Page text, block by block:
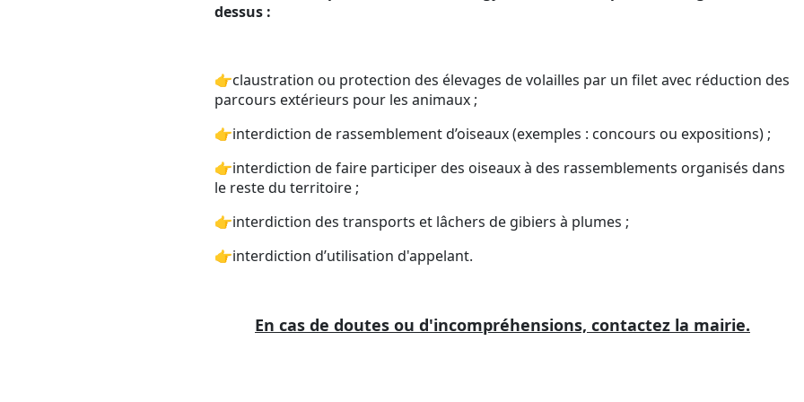
dessus :
👉claustration ou protection des élevages de volailles par un filet avec réduction des
parcours extérieurs pour les animaux ;
👉interdiction de rassemblement d’oiseaux (exemples : concours ou expositions) ;
👉interdiction de faire participer des oiseaux à des rassemblements organisés dans
le reste du territoire ;
👉interdiction des transports et lâchers de gibiers à plumes ;
👉interdiction d’utilisation d'appelant.
En cas de doutes ou d'incompréhensions, contactez la mairie.